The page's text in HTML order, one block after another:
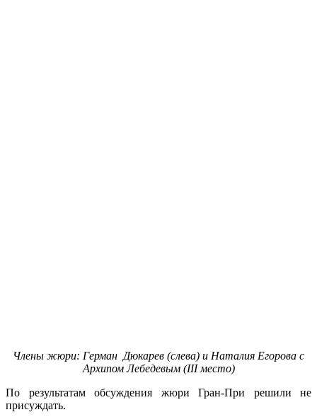
Члены жюри: Герман Дюкарев (слева) и Наталия Егорова с
Архипом Лебедевым (III место)
По результатам обсуждения жюри Гран-При решили не
присуждать.